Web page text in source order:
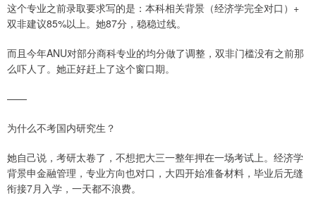
这个专业之前录取要求写的是：本科相关背景（经济学完全对口）+
双非建议85%以上。她87分，稳稳过线。
而且今年ANU对部分商科专业的均分做了调整，双非门槛没有之前那
么吓人了。她正好赶上了这个窗口期。
——
为什么不考国内研究生？
她自己说，考研太卷了，不想把大三一整年押在一场考试上。经济学
背景申金融管理，专业方向也对口，大四开始准备材料，毕业后无缝
衔接7月入学，一天都不浪费。